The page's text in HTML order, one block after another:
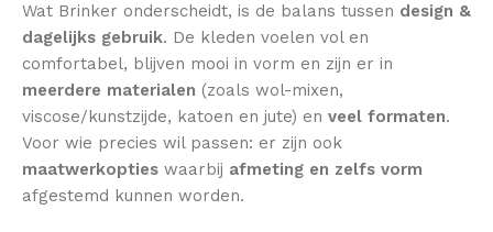
Wat Brinker onderscheidt, is de balans tussen design &
dagelijks gebruik. De kleden voelen vol en
comfortabel, blijven mooi in vorm en zijn er in
meerdere materialen (zoals wol-mixen,
viscose/kunstzijde, katoen en jute) en veel formaten.
Voor wie precies wil passen: er zijn ook
maatwerkopties waarbij afmeting en zelfs vorm
afgestemd kunnen worden.